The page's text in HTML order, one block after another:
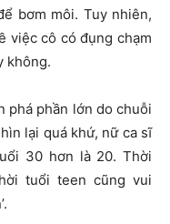
bơm môi. Tuy nhiên,
việc cô có đụng chạm
không.
phá phần lớn do chuỗi
lại quá khứ, nữ ca sĩ
30 hơn là 20. Thời
tuổi teen cũng vui